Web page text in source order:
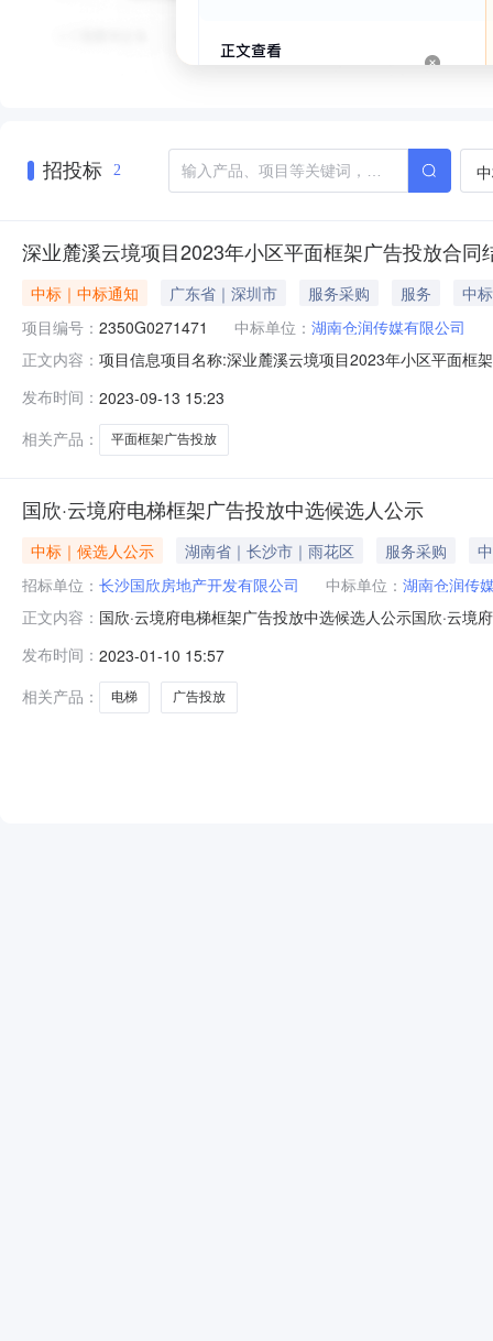
招投标 2
深业麓溪云境项目2023年小区平面框架广告投放合同
中标｜中标通知 广东省｜深圳市 服务采购 服务
中
项目编号： 2350G0271471 中标单位： 湖南仓润传媒有限公司
正文内容： 项目信息项目名称:深业麓溪云境项目2023年小区平面框
限公司成交价格（元）：90000点击查看源网详情：
发布时间： 2023-09-13 15:23
相关产品：
平面框架广告投放
国欣·云境府电梯框架广告投放中选候选人公示
中标｜候选人公示 湖南省｜长沙市｜雨花区 服务采购
招标单位： 长沙国欣房地产开发有限公司 中标单位： 湖南仓润传
正文内容： 国欣·云境府电梯框架广告投放中选候选人公示国欣·云
标。经评审委员会综合评议，湖南仓润传媒有限公司为
期间提出。若无异议，招标人将确定
发布时间： 2023-01-10 15:57
相关产品：
电梯 广告投放